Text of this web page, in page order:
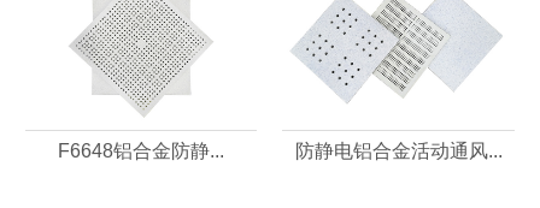
F6648铝合金防静... 防静电铝合金活动通风...